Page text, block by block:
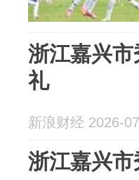
浙江嘉兴
礼
新浪财经 2026-
浙江嘉兴